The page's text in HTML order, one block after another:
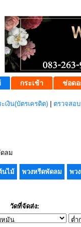
กระเช้า ช่อดอ
เงิน(บัตรเครดิต) ตรวจสอ
ลม
นไม้ พวงหรีดพัดลม พว
วัดที่จัดส่ง: